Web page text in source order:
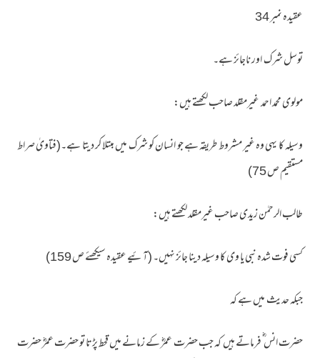
عقیدہ نمبر 34
توسل شرک اور ناجائز ہے۔
مولوی محمد احمد غیرمقلد صاحب لکھتے ہیں:
وسیلہ کا یہی وہ غیر مشروط طریقہ ہے جو انسان کو شرک میں مبتلا کر دیتا ہے۔(فتاویٰ صراط
مستقیم ص 75)
طالب الرحمٰن زیدی صاحب غیرمقلد لکھتے ہیں:
کسی فوت شدہ نبی یا وی کا وسیلہ دینا جائز نہیں۔ (آئیے عقیدہ سیکھئے ص 159)
جبکہ حدیث میں ہے کہ
حضرت انس ؓ فرماتے ہیں کہ جب حضرت عمرؓ کے زمانے میں قحط پڑتا تو حضرت عمرؓ حضرت